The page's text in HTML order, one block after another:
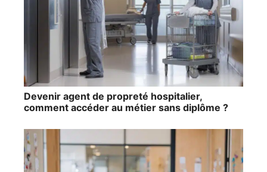
Devenir agent de propreté hospitalier,
comment accéder au métier sans diplôme ?